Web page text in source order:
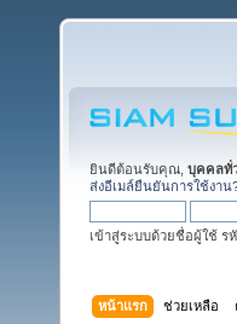
ยินดีต้อนรับคุณ, บุคคลทั่
ส่งอีเมล์ยืนยันการใช้งาน
เข้าสู่ระบบด้วยชื่อผู้ใช้ ร
หน้าแรก ช่วยเหลือ